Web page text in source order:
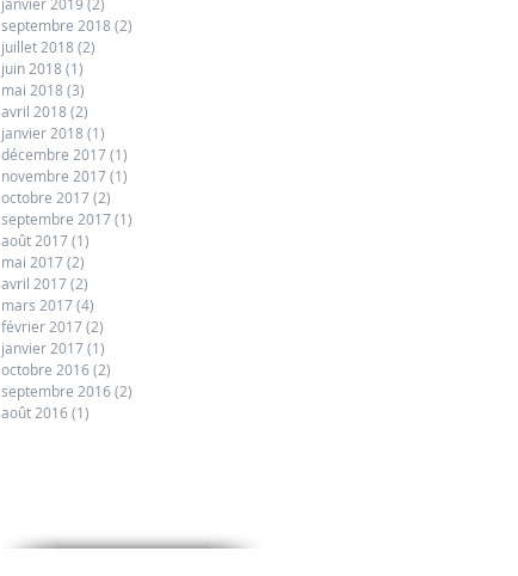
septembre 2018 (2)
juillet 2018 (2)
juin 2018 (1)
mai 2018 (3)
avril 2018 (2)
janvier 2018 (1)
décembre 2017(1)
novembre 2017(1)
octobre 2017(2)
septembre 2017(1)
août 2017(1)
mai 2017(2)
avril 2017(2)
mars 2017(4)
février 2017(2)
janvier 2017(1)
octobre 2016(2)
septembre 2016(2)
août 2016(1)